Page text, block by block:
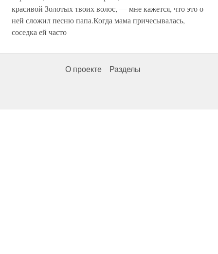
красивой Золотых твоих волос, — мне кажется, что это о
ней сложил песню папа.Когда мама причесывалась,
соседка ей часто
О проекте Разделы